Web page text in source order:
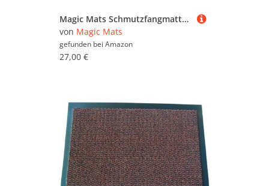
Magic Mats Schmutzfangmatte Türmatte Bern Farbe Schwarz ca. 60 x 180 cm
von Magic Mats
gefunden bei Amazon
27,00 €